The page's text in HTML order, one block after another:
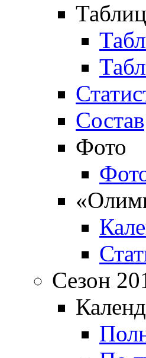
Состав
Фото
Сезон